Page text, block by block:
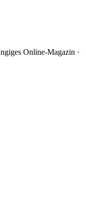
Online-Magazin ·